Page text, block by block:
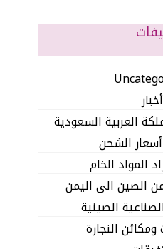
أخبار
العربية السعودية
الشحن
المواد الخام
الصين الى اليمن
الصينية
النجارة